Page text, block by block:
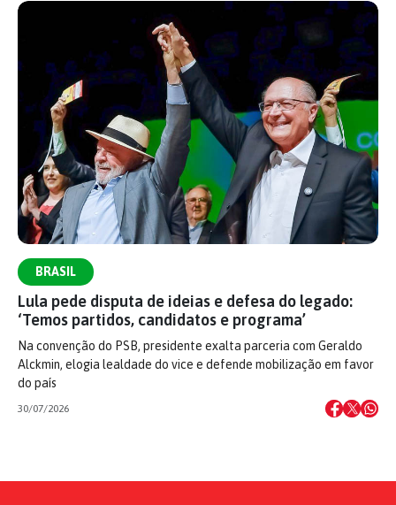
BRASIL
Lula pede disputa de ideias e defesa do legado:
‘Temos partidos, candidatos e programa’
Na convenção do PSB, presidente exalta parceria com Geraldo
Alckmin, elogia lealdade do vice e defende mobilização em favor
do país
30/07/2026